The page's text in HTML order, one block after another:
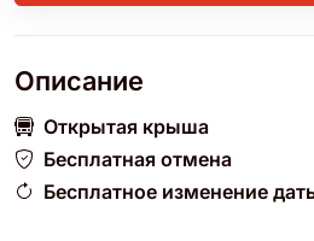
Описание
Открытая крыша
Бесплатная отмена
Бесплатное изменение